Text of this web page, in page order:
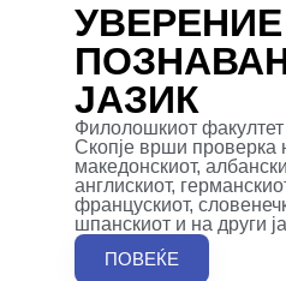
ЈАЗИК
Филолошкиот
Скопје врши проверка
македонскиот,
англискиот,
францускиот,
шпанскиот и на други
ПОВЕЌЕ